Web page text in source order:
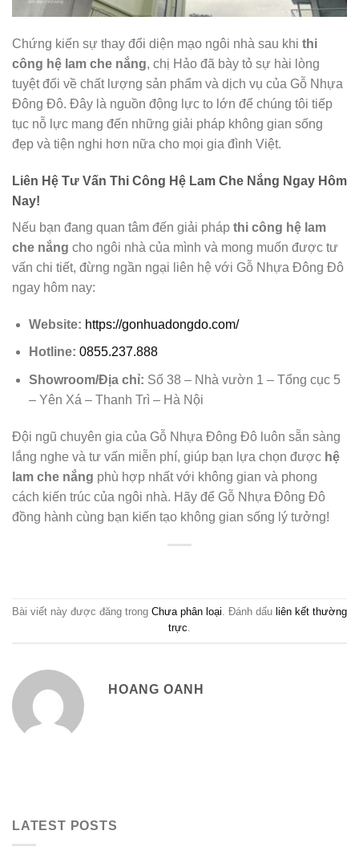
Chứng kiến sự thay đổi diện mạo ngôi nhà sau khi thi
công hệ lam che nắng, chị Hảo đã bày tỏ sự hài lòng
tuyệt đối về chất lượng sản phẩm và dịch vụ của Gỗ Nhựa
Đông Đô. Đây là nguồn động lực to lớn để chúng tôi tiếp
tục nỗ lực mang đến những giải pháp không gian sống
đẹp và tiện nghi hơn nữa cho mọi gia đình Việt.
Liên Hệ Tư Vấn Thi Công Hệ Lam Che Nắng Ngay Hôm
Nay!
Nếu bạn đang quan tâm đến giải pháp thi công hệ lam
che nắng cho ngôi nhà của mình và mong muốn được tư
vấn chi tiết, đừng ngần ngại liên hệ với Gỗ Nhựa Đông Đô
ngay hôm nay:
Website: https://gonhuadongdo.com/
Hotline: 0855.237.888
Showroom/Địa chỉ: Số 38 – Nhà vườn 1 – Tổng cục 5
– Yên Xá – Thanh Trì – Hà Nội
Đội ngũ chuyên gia của Gỗ Nhựa Đông Đô luôn sẵn sàng
lắng nghe và tư vấn miễn phí, giúp bạn lựa chọn được hệ
lam che nắng phù hợp nhất với không gian và phong
cách kiến trúc của ngôi nhà. Hãy để Gỗ Nhựa Đông Đô
đồng hành cùng bạn kiến tạo không gian sống lý tưởng!
Bài viết này được đăng trong Chưa phân loại . Đánh dấu liên kết thường
trực
HOANG OANH
LATEST POSTS